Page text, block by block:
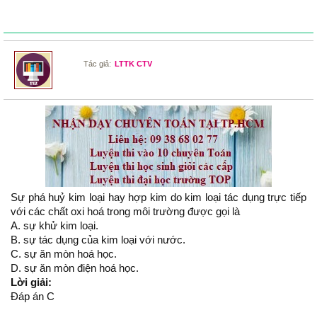
Tác giả: LTTK CTV
Sự phá huỷ kim loại hay hợp kim do kim loại tác dụng trực tiếp
với các chất oxi hoá trong môi trường được gọi là
A. sự khử kim loại.
B. sự tác dụng của kim loại với nước.
C. sự ăn mòn hoá học.
D. sự ăn mòn điện hoá học.
Lời giải:
Đáp án C